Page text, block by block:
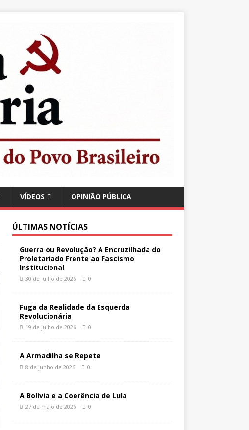
VÍDEOS OPINIÃO PÚBLICA
ÚLTIMAS NOTÍCIAS
Guerra ou Revolução? A Encruzilhada do
Proletariado Frente ao Fascismo
Institucional
30 de julho de 2026 0
Fuga da Realidade da Esquerda
Revolucionária
19 de julho de 2026 0
A Armadilha se Repete
8 de junho de 2026 0
A Bolívia e a Coerência de Lula
27 de maio de 2026 0